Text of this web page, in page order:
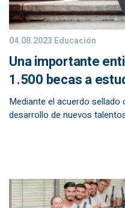
04.08.2023 Educación
Una importante
1.500 becas a
Mediante el acuerdo
desarrollo de nuevos